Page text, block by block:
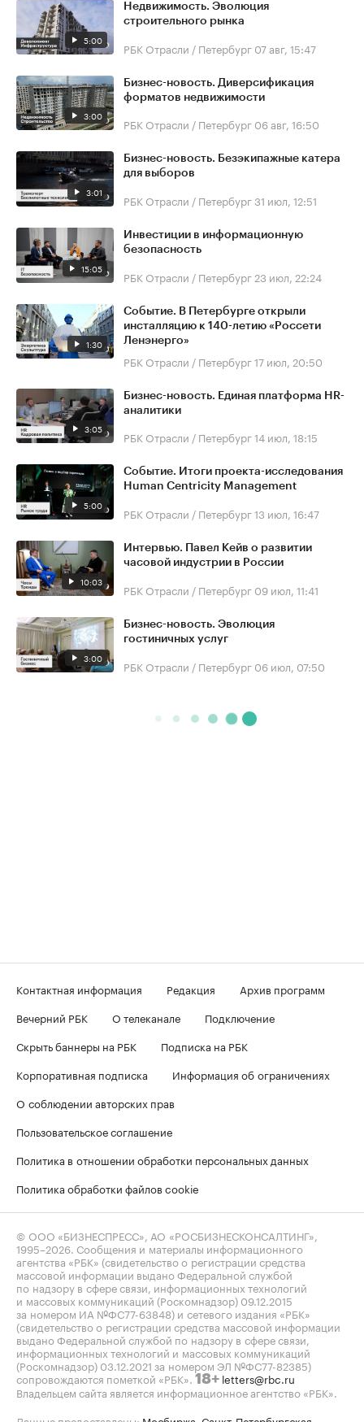
5:00
Недвижимость. Эволюция
строительного рынка
РБК Отрасли / Петербург 07 авг, 15:47
3:00
Бизнес-новость. Диверсификация
форматов недвижимости
РБК Отрасли / Петербург 06 авг, 16:50
3:01
Бизнес-новость. Безэкипажные катера
для выборов
РБК Отрасли / Петербург31 июл, 12:51
15:05
Инвестиции в информационную
безопасность
РБК Отрасли / Петербург 23 июл, 22:24
1:30
Событие. В Петербурге открыли
инсталляцию к 140-летию «Россети
Ленэнерго»
РБК Отрасли / Петербург17 июл, 20:50
3:05
Бизнес-новость. Единая платформа HR-
аналитики
РБК Отрасли / Петербург14 июл, 18:15
5:00
Событие. Итоги проекта-исследования
Human Centricity Management
РБК Отрасли / Петербург13 июл, 16:47
10:03
Интервью. Павел Кейв о развитии
часовой индустрии в России
РБК Отрасли / Петербург 09 июл, 11:41
3:00
Бизнес-новость. Эволюция
гостиничных услуг
РБК Отрасли / Петербург 06 июл, 07:50
Контактная информация Редакция
Архив программ
Вечерний РБК
О телеканале
Подключение
Скрыть баннеры на РБК
Подписка на РБК
Корпоративная подписка
Информация об ограничениях
О соблюдении авторских прав
Пользовательское соглашение
Политика в отношении обработки персональных данных
Политика обработки файлов cookie
© ООО «БИЗНЕСПРЕСС», АО «РОСБИЗНЕСКОНСАЛТИНГ»,
1995–2026 . Сообщения и материалы информационного
агентства «РБК» (свидетельство о регистрации средства
массовой информации выдано Федеральной службой
по надзору в сфере связи, информационных технологий
и массовых коммуникаций (Роскомнадзор) 09.12.2015
за номером ИА №ФС77-63848) и сетевого издания «РБК»
(свидетельство о регистрации средства массовой информации
выдано Федеральной службой по надзору в сфере связи,
информационных технологий и массовых коммуникаций
(Роскомнадзор) 03.12.2021 за номером ЭЛ №ФС77-82385)
сопровождаются пометкой «РБК». 18+ letters@rbc.ru
Владельцем сайта является информационное агентство «РБК».